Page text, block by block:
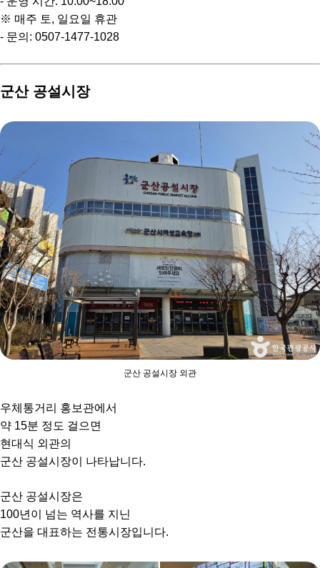
※ 매주 토, 일요일 휴관
- 문의: 0507-1477-1028
군산 공설시장
군산 공설시장 외관
우체통거리 홍보관에서
약 15분 정도 걸으면
현대식 외관의
군산 공설시장이 나타납니다.
군산 공설시장은
100년이 넘는 역사를 지닌
군산을 대표하는 전통시장입니다.